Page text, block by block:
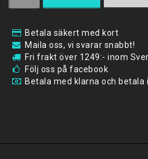
Betala säkert med kort
Maila oss, vi svarar snabbt!
Fri frakt över 1249:- inom
Följ oss på facebook
Betala med klarna och betala